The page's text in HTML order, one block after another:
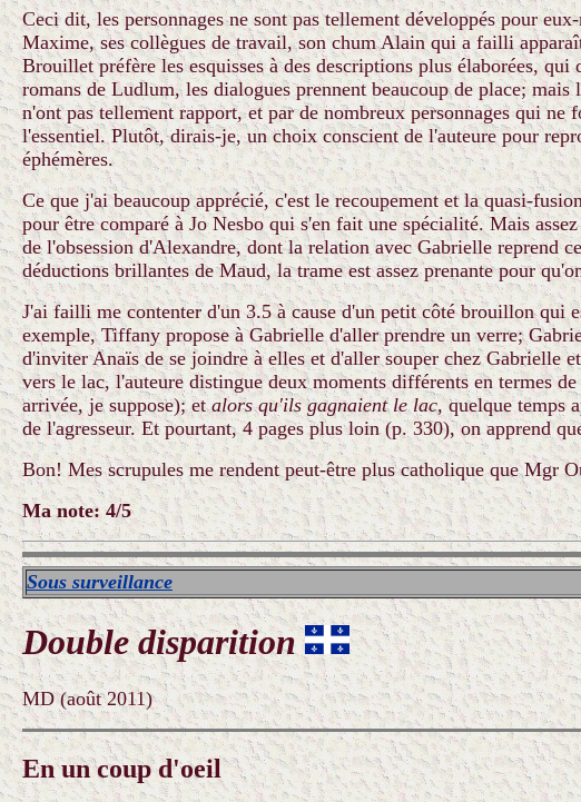
Ceci dit, les personnages ne sont pas tellement développés pour
Maxime, ses collègues de travail, son chum Alain qui a failli
Brouillet préfère les esquisses à des descriptions plus élaborées,
romans de Ludlum, les dialogues prennent beaucoup de place;
n'ont pas tellement rapport, et par de nombreux personnages qui
l'essentiel. Plutôt, dirais-je, un choix conscient de l'auteure pour
éphémères.
Ce que j'ai beaucoup apprécié, c'est le recoupement et la quasi-
pour être comparé à Jo Nesbo qui s'en fait une spécialité. Mais
de l'obsession d'Alexandre, dont la relation avec Gabrielle reprend
déductions brillantes de Maud, la trame est assez prenante pour
J'ai failli me contenter d'un 3.5 à cause d'un petit côté brouillon qui
exemple, Tiffany propose à Gabrielle d'aller prendre un verre;
d'inviter Anaïs de se joindre à elles et d'aller souper chez Gabrielle
vers le lac, l'auteure distingue deux moments différents en termes
arrivée, je suppose); etalors qu'ils gagnaient le lac, quelque temps
de l'agresseur. Et pourtant, 4 pages plus loin (p. 330), on apprend
Bon! Mes scrupules me rendent peut-être plus catholique que Mgr
Ma note: 4/5
Sous surveillance
Double disparition
MD (août 2011)
En un coup d'oeil